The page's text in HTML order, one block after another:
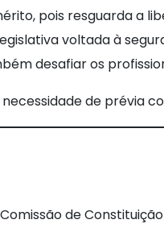
pois resguarda a
voltada à
desafiar os
de prévia
de